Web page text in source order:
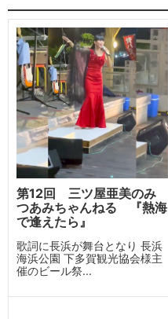
第12回 三ツ屋亜美のみ
つあみちゃんねる 『熱海
で逢えたら』
歌詞に長浜が舞台となり 長浜
海浜公園 下多賀観光協会様主
催のビール祭...